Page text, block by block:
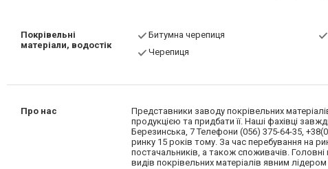
Покрівельні
матеріали, водостік
Битумна черепиця
Черепиця
Про нас
Представники заводу покрівельних
продукцією та придбати її. Наші фахівці
Березинська, 7 Телефони (056) 375-64-35,
ринку 15 років тому. За час перебування на
постачальників, а також споживачів. Головні
видів покрівельних матеріалів явним